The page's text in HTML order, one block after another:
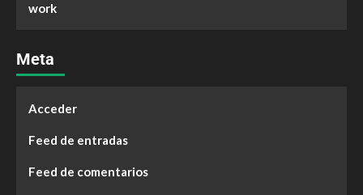
work
Meta
Acceder
Feed de entradas
Feed de comentarios